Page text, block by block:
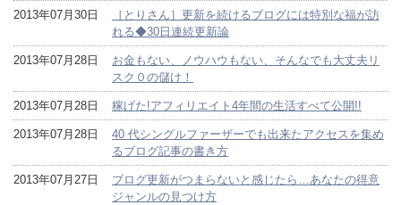
2013年07月30日
［とりさん］更新を続けるブログには特別な福が訪
れる◆30日連続更新論
2013年07月28日
お金もない、ノウハウもない、そんなでも大丈夫リ
スク０の儲け！
2013年07月28日 稼げた!アフィリエイト4年間の生活すべて公開!!
2013年07月28日
40 代シングルファーザーでも出来たアクセスを集め
るブログ記事の書き方
2013年07月27日
ブログ更新がつまらないと感じたら…あなたの得意
ジャンルの見つけ方